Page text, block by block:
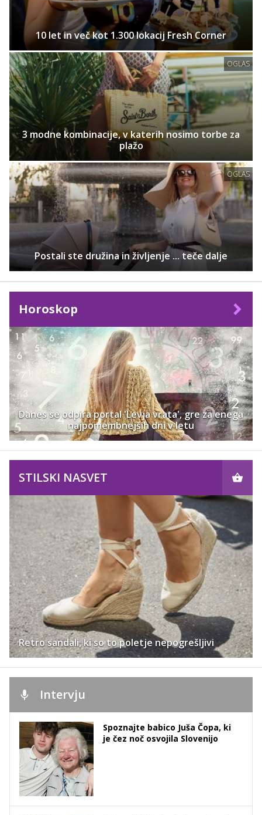
10 let in več kot 1.300 lokacij Fresh Corner
OGLAS
3 modne kombinacije, v katerih nosimo torbe za
plažo
OGLAS
Postali ste družina in življenje ... teče dalje
Horoskop
Danes se odpira portal 'Levja vrata', gre za enega
najpomembnejših dni v letu
STILSKI NASVET
Retro sandali, ki so to poletje nepogrešljivi
Intervju
Spoznajte babico Juša Čopa, ki
je čez noč osvojila Slovenijo